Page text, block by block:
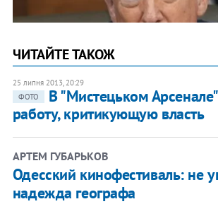
ЧИТАЙТЕ ТАКОЖ
25 липня 2013, 20:29
ФОТО
В "Мистецьком
работу, критикующую власть
АРТЕМ ГУБАРЬКОВ
Одесский кинофестиваль: не
надежда географа